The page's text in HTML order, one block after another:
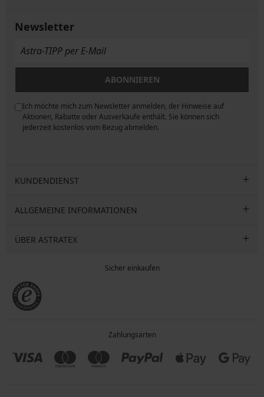
Newsletter
ABONNIEREN
Ich möchte mich zum Newsletter anmelden, der Hinweise auf
Aktionen, Rabatte oder Ausverkäufe enthält. Sie können sich
jederzeit kostenlos vom Bezug abmelden.
KUNDENDIENST
ALLGEMEINE INFORMATIONEN
ÜBER ASTRATEX
Sicher einkaufen
Zahlungsarten